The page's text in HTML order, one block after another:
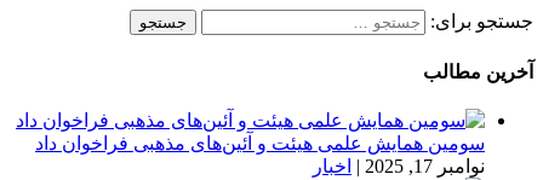
جستجو برای:
آخرین مطالب
سومین همایش علمی هیئت و آئین‌های مذهبی فراخوان داد
نوامبر 17, 2025
| اخبار